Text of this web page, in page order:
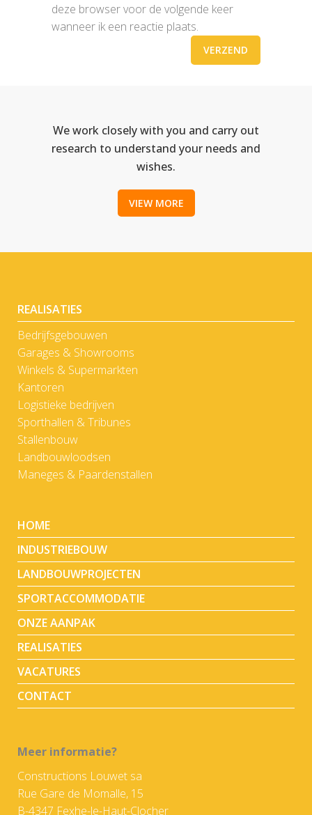
deze browser voor de volgende keer
wanneer ik een reactie plaats.
We work closely with you and carry out
research to understand your needs and
wishes.
VIEW MORE
REALISATIES
Bedrijfsgebouwen
Garages & Showrooms
Winkels & Supermarkten
Kantoren
Logistieke bedrijven
Sporthallen & Tribunes
Stallenbouw
Landbouwloodsen
Maneges & Paardenstallen
HOME
INDUSTRIEBOUW
LANDBOUWPROJECTEN
SPORTACCOMMODATIE
ONZE AANPAK
REALISATIES
VACATURES
CONTACT
Meer informatie?
Constructions Louwet sa
Rue Gare de Momalle, 15
B-4347 Fexhe-le-Haut-Clocher